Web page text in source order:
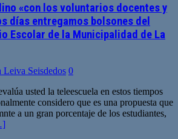
«con los voluntarios docentes y
días entregamos bolsones del
Escolar de la Municipalidad de La
Leiva Seisdedos 0
usted la teleescuela en estos tiempos
considero que es una propuesta que
a un gran porcentaje de los estudiantes,